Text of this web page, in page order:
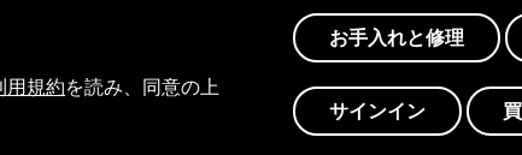
用規約を読み、同意の上
お手入れと修理
サインイン